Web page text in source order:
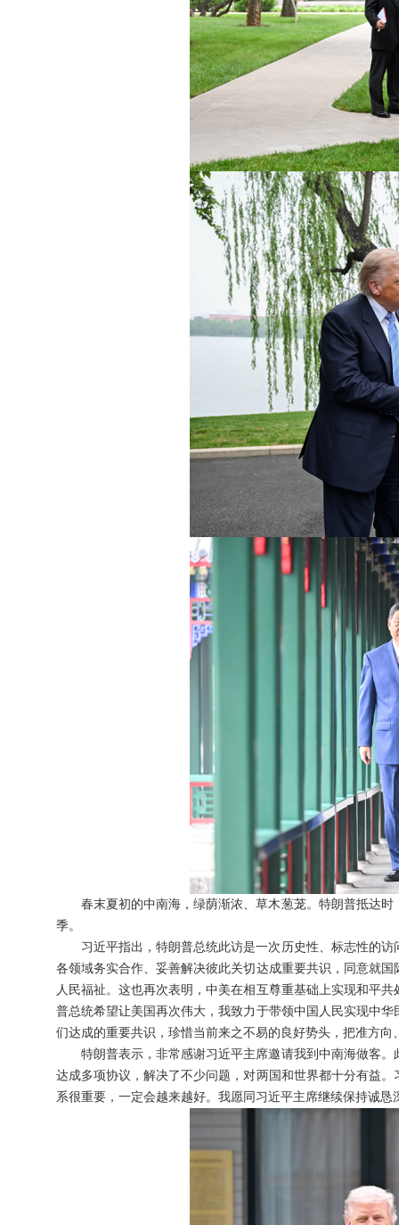
春末夏初的中南海，绿荫渐浓、草木葱茏。特朗普抵达
季。
习近平指出，特朗普总统此访是一次历史性、标志性的
各领域务实合作、妥善解决彼此关切达成重要共识，同意就
人民福祉。这也再次表明，中美在相互尊重基础上实现和平
普总统希望让美国再次伟大，我致力于带领中国人民实现中
们达成的重要共识，珍惜当前来之不易的良好势头，把准方
特朗普表示，非常感谢习近平主席邀请我到中南海做客
达成多项协议，解决了不少问题，对两国和世界都十分有益
系很重要，一定会越来越好。我愿同习近平主席继续保持诚